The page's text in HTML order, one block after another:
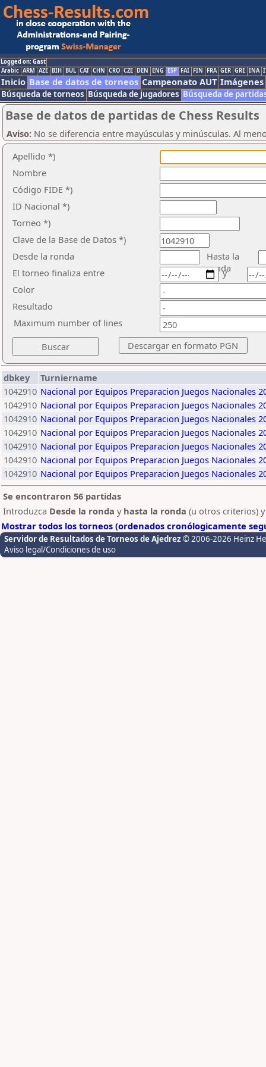
Logged on: Gast
Arabic ARM AZE BIH BUL CAT CHN CRO CZE DEN ENG ESP FAI FIN FRA GER GRE INA
Inicio Base de datos de torneos Campeonato AUT Imágenes
Búsqueda de torneos Búsqueda de jugadores Búsqueda de
Base de datos de partidas de Chess Results
Aviso: No se diferencia entre mayúsculas y minúsculas. Al
Apellido *)
Nombre
Código FIDE *)
ID Nacional *)
Torneo *)
Clave de la Base de Datos *)
Desde la ronda
Hasta la
ronda
El torneo finaliza entre
Color
Resultado
y
Maximum number of lines
dbkey
Turniername
1042910 Nacional por Equipos Preparacion Juegos Nacionales
1042910 Nacional por Equipos Preparacion Juegos Nacionales
1042910 Nacional por Equipos Preparacion Juegos Nacionales
1042910 Nacional por Equipos Preparacion Juegos Nacionales
1042910 Nacional por Equipos Preparacion Juegos Nacionales
1042910 Nacional por Equipos Preparacion Juegos Nacionales
1042910 Nacional por Equipos Preparacion Juegos Nacionales
Se encontraron 56 partidas
Introduzca Desde la ronda y hasta la ronda (u otros criterios)
Mostrar todos los torneos (ordenados cronólogicamente
Servidor de Resultados de Torneos de Ajedrez © 2006-2026 Heinz
Aviso legal/Condiciones de uso